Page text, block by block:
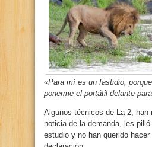
«Para mí es un fastidio,
ponerme el portátil delante
Algunos técnicos de La 2, han
noticia de la demanda, les pilló
estudio y no han querido hacer